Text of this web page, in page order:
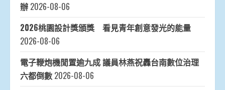
辦 2026-08-06
2026桃園設計獎頒獎 看見青年創意發光的能量
2026-08-06
電子鞭炮機閒置逾九成 議員林燕祝轟台南數位治理
六都倒數 2026-08-06